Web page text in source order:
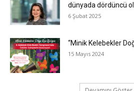
dünyada dördüncü
6 Şubat 2025
“Minik Kelebekler
15 Mayıs 2024